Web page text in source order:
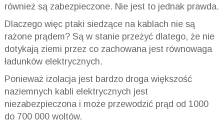
również są zabezpieczone. Nie jest to jednak prawda.
Dlaczego więc ptaki siedzące na kablach nie są
rażone prądem? Są w stanie przeżyć dlatego, że nie
dotykają ziemi przez co zachowana jest równowaga
ładunków elektrycznych.
Ponieważ izolacja jest bardzo droga większość
naziemnych kabli elektrycznych jest
niezabezpieczona i może przewodzić prąd od 1000
do 700 000 woltów.